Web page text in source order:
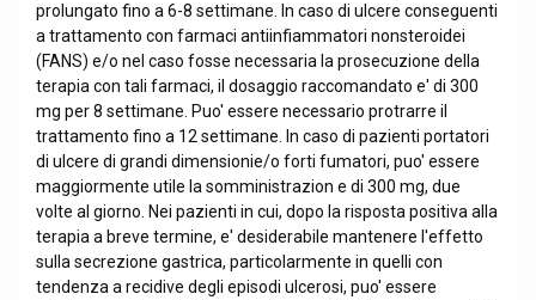
prolungato fino a 6-8 settimane. In caso di ulcere conseguenti
a trattamento con farmaci antiinfiammatori nonsteroidei
(FANS) e/o nel caso fosse necessaria la prosecuzione della
terapia con tali farmaci, il dosaggio raccomandato e' di 300
mg per 8 settimane. Puo' essere necessario protrarre il
trattamento fino a 12 settimane. In caso di pazienti portatori
di ulcere di grandi dimensionie/o forti fumatori, puo' essere
maggiormente utile la somministrazion e di 300 mg, due
volte al giorno. Nei pazienti in cui, dopo la risposta positiva alla
terapia a breve termine, e' desiderabile mantenere l'effetto
sulla secrezione gastrica, particolarmente in quelli con
tendenza a recidive degli episodi ulcerosi, puo' essere